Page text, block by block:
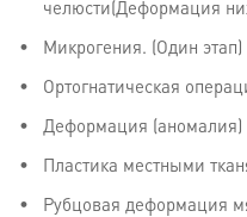
челюсти(Деформация
Микрогения. (Один этап)
Ортогнатическая
Деформация (аномалия)
Пластика местными
Рубцовая деформация